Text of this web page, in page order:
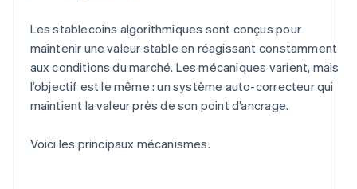
Les stablecoins algorithmiques sont conçus pour
maintenir une valeur stable en réagissant constamment
aux conditions du marché. Les mécaniques varient, mais
l’objectif est le même : un système auto-correcteur qui
maintient la valeur près de son point d’ancrage.
Voici les principaux mécanismes.